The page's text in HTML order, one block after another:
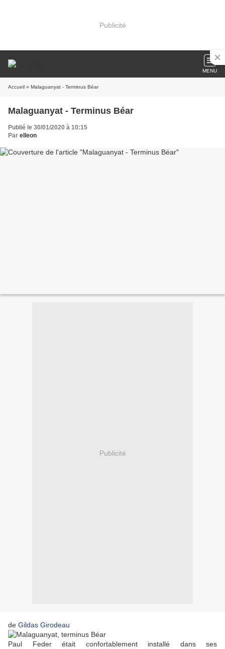
Publicité
MENU
Accueil » Malaguanyat - Terminus Béar
Malaguanyat - Terminus Béar
Publié le 30/01/2020 à 10:15
Par elleon
Publicité
de Gildas Girodeau
Paul Feder était confortablement installé dans ses